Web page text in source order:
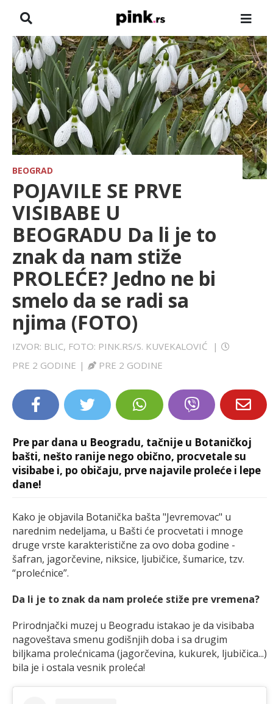
NASLOVNA
VESTI
ZADRUGA
SHOWBIZ
HRONIKA
FARMERI
TV
SPORT
LIFESTYLE
EXTRA
BEOGRAD
POJAVILE SE PRVE
VISIBABE U
BEOGRADU Da li je to
znak da nam stiže
PROLEĆE? Jedno ne bi
smelo da se radi sa
njima (FOTO)
IZVOR: BLIC, FOTO: PINK.RS/S. KUVEKALOVIĆ
|
PRE 2 GODINE | PRE 2 GODINE
Pre par dana u Beogradu, tačnije u Botaničkoj
bašti, nešto ranije nego obično, procvetale su
visibabe i, po običaju, prve najavile proleće i lepe
dane!
Kako je objavila Botanička bašta "Jevremovac" u
narednim nedeljama, u Bašti će procvetati i mnoge
druge vrste karakteristične za ovo doba godine -
šafran, jagorčevine, niksice, ljubičice, šumarice, tzv.
“prolećnice”.
Da li je to znak da nam proleće stiže pre vremena?
Prirodnjački muzej u Beogradu istakao je da visibaba
nagoveštava smenu godišnjih doba i sa drugim
biljkama prolećnicama (jagorčevina, kukurek, ljubičica...)
bila je i ostala vesnik proleća!